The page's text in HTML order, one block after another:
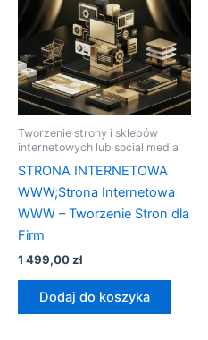
Tworzenie strony i sklepów
internetowych lub social media
STRONA INTERNETOWA
WWW;Strona Internetowa
WWW – Tworzenie Stron dla
Firm
1 499,00zł
Dodaj do koszyka